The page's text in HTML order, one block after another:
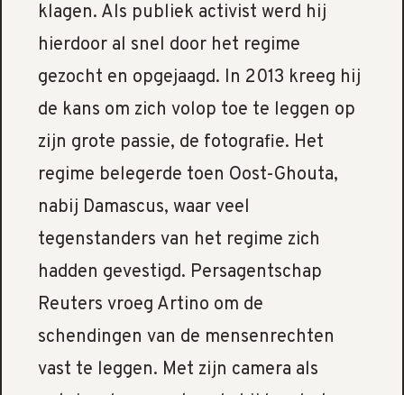
klagen. Als publiek activist werd hij
hierdoor al snel door het regime
gezocht en opgejaagd. In 2013 kreeg hij
de kans om zich volop toe te leggen op
zijn grote passie, de fotografie. Het
regime belegerde toen Oost-Ghouta,
nabij Damascus, waar veel
tegenstanders van het regime zich
hadden gevestigd. Persagentschap
Reuters vroeg Artino om de
schendingen van de mensenrechten
vast te leggen. Met zijn camera als